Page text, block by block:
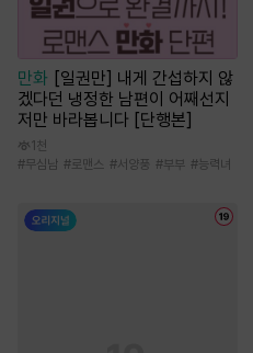
만화 [일권만] 내게 간섭하지 않
겠다던 냉정한 남편이 어째선지
저만 바라봅니다 [단행본]
1천
#무심남 #로맨스 #서양풍 #부부 #능력녀